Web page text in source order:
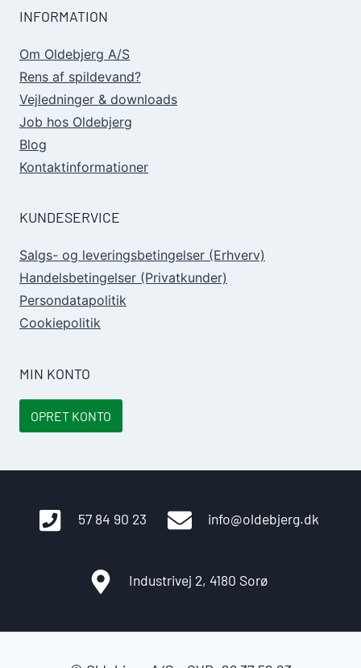
INFORMATION
Om Oldebjerg A/S
Rens af spildevand?
Vejledninger & downloads
Job hos Oldebjerg
Blog
Kontaktinformationer
KUNDESERVICE
Salgs- og leveringsbetingelser (Erhverv)
Handelsbetingelser (Privatkunder)
Persondatapolitik
Cookiepolitik
MIN KONTO
OPRET KONTO
57 84 90 23 info@oldebjerg.dk
Industrivej 2, 4180 Sorø